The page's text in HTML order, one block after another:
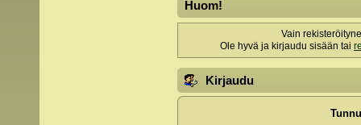
Huom!
Vain
Ole hyvä ja kirjaudu sisään tai
Kirjaudu